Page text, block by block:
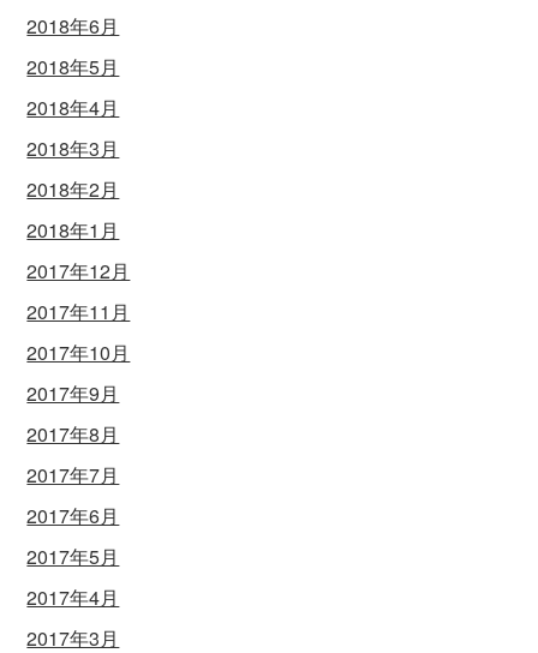
2018年6月
2018年5月
2018年4月
2018年3月
2018年2月
2018年1月
2017年12月
2017年11月
2017年10月
2017年9月
2017年8月
2017年7月
2017年6月
2017年5月
2017年4月
2017年3月